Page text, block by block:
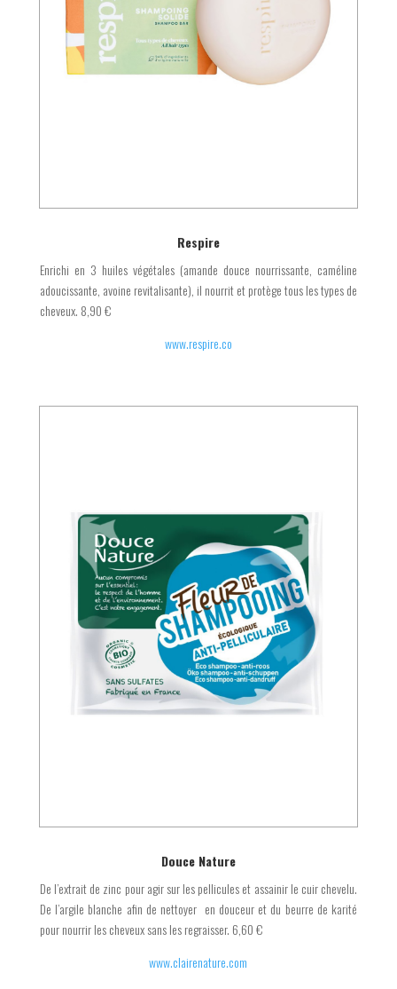
Respire
Enrichi en 3 huiles végétales (amande douce nourrissante, caméline
adoucissante, avoine revitalisante), il nourrit et protège tous les types de
cheveux. 8,90 €
www.respire.co
Douce Nature
De l’extrait de zinc pour agir sur les pellicules et assainir le cuir chevelu.
De l’argile blanche afin de nettoyer en douceur et du beurre de karité
pour nourrir les cheveux sans les regraisser. 6,60 €
www.clairenature.com